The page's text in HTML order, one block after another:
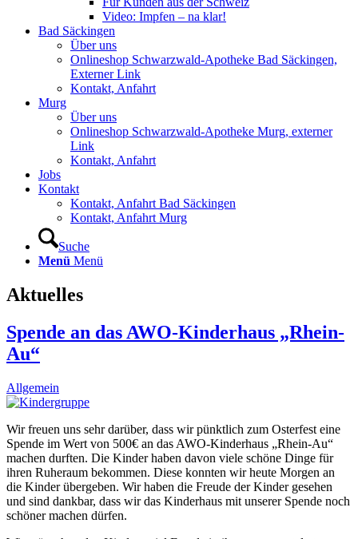
Video: Impfen – na klar!
Bad Säckingen
Über uns
Onlineshop Schwarzwald-Apotheke Bad Säckingen,
Externer Link
Kontakt, Anfahrt
Murg
Über uns
Onlineshop Schwarzwald-Apotheke Murg, externer
Link
Kontakt, Anfahrt
Jobs
Kontakt
Kontakt, Anfahrt Bad Säckingen
Kontakt, Anfahrt Murg
Suche
Menü Menü
Aktuelles
Spende an das AWO-Kinderhaus „Rhein-
Au“
Allgemein
Wir freuen uns sehr darüber, dass wir pünktlich zum Osterfest eine
Spende im Wert von 500€ an das AWO-Kinderhaus „Rhein-Au“
machen durften. Die Kinder haben davon viele schöne Dinge für
ihren Ruheraum bekommen. Diese konnten wir heute Morgen an
die Kinder übergeben. Wir haben die Freude der Kinder gesehen
und sind dankbar, dass wir das Kinderhaus mit unserer Spende noch
schöner machen dürfen.